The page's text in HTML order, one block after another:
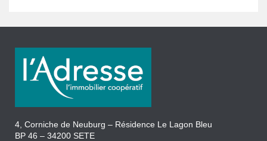
4, Corniche de Neuburg – Résidence Le Lagon Bleu
BP 46 – 34200 SETE